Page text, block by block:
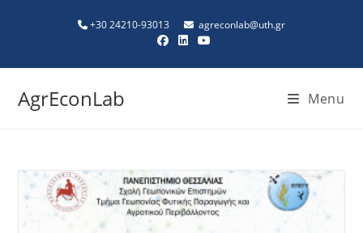
+30 24210-93013 agreconlab@uth.gr
AgrEconLab Menu